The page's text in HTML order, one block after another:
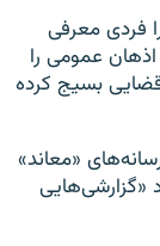
فردی معرفی
عمومی را
بسیج کرده
«معاند»
«گزارشی‌هایی